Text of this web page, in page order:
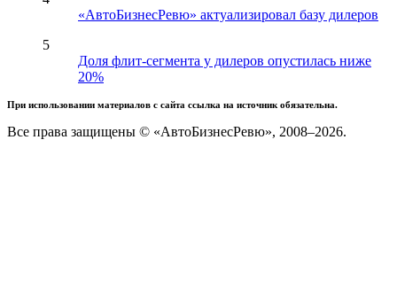
«АвтоБизнесРевю» актуализировал базу дилеров
5
Доля флит-сегмента у дилеров опустилась ниже
20%
При использовании материалов с сайта ссылка на источник обязательна.
Все права защищены © «АвтоБизнесРевю», 2008–2026.